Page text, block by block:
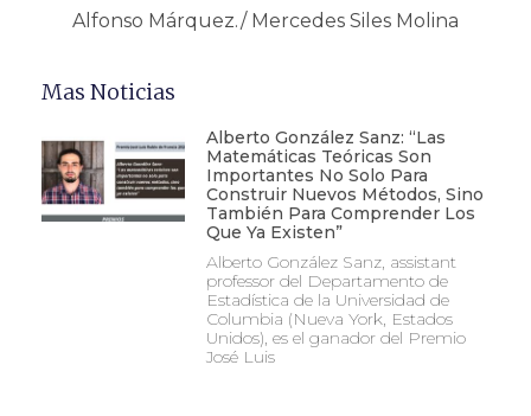
Alfonso Márquez./ Mercedes Siles Molina
Mas Noticias
Alberto González Sanz: “Las
Matemáticas Teóricas Son
Importantes No Solo Para
Construir Nuevos Métodos, Sino
También Para Comprender Los
Que Ya Existen”
Alberto González Sanz, assistant
professor del Departamento de
Estadística de la Universidad de
Columbia (Nueva York, Estados
Unidos), es el ganador del Premio
José Luis